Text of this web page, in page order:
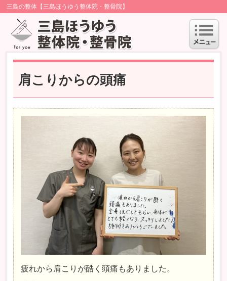
三島の整体【三島ほうゆう整体院・整骨院】
肩こりからの頭痛
疲れから肩こりが酷く頭痛もありました。